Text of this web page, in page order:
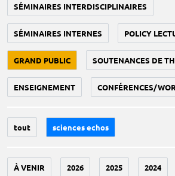
SÉMINAIRES INTERDISCIPLINAIRES
SÉMINAIRES INTERNES POLICY
GRAND PUBLIC SOUTENANCES DE
ENSEIGNEMENT CONFÉRENCES/
tout sciences echos
À VENIR 2026 2025 2024